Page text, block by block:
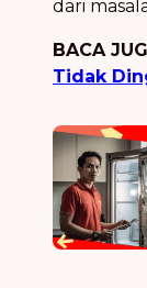
dari
BACA
Tidak